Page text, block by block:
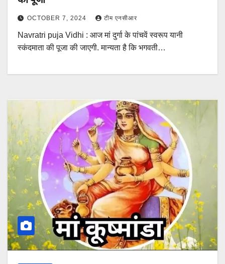
OCTOBER 7, 2024 टीम एनसीआर
Navratri puja Vidhi : आज मां दुर्गा के पांचवें स्वरूप यानी
स्कंदमाता की पूजा की जाएगी. मान्यता है कि भगवती…